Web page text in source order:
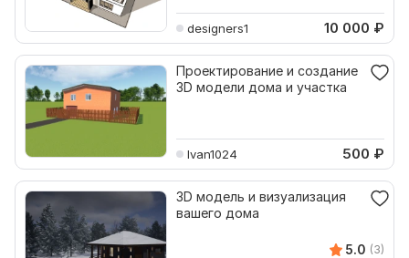
designers1 10 000 ₽
Проектирование и создание
3D модели дома и участка
Ivan1024 500 ₽
3D модель и визуализация
вашего дома
5.0 (3)